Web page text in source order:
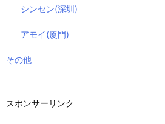
シンセン(深圳)
アモイ(厦門)
その他
スポンサーリンク